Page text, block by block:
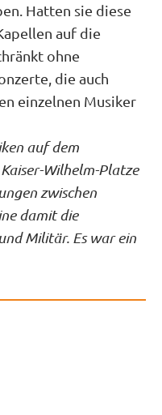
Hatten sie diese
auf die
ohne
die auch
einzelnen Musiker
auf dem
Wilhelm-Platze
zwischen
damit die
Militär. Es war ein